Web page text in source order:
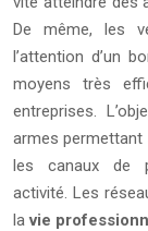
De même, les
l’attention d’un
moyens très
entreprises.
armes
les canaux de
activité. Les
lavie